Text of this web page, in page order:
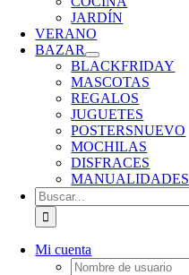
JARDÍN
VERANO
BAZAR
BLACKFRIDAY
MASCOTAS
REGALOS
JUGUETES
POSTERSNUEVO
MOCHILAS
DISFRACES
MANUALIDADES
Buscar:
Mi cuenta
Username: